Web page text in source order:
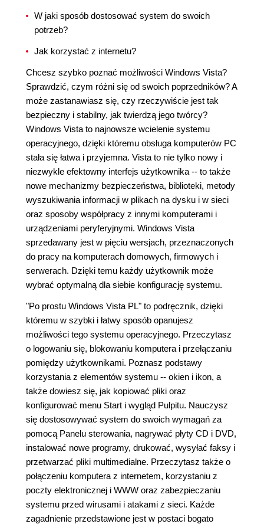
W jaki sposób dostosować system do swoich
potrzeb?
Jak korzystać z internetu?
Chcesz szybko poznać możliwości Windows Vista?
Sprawdzić, czym różni się od swoich poprzedników? A
może zastanawiasz się, czy rzeczywiście jest tak
bezpieczny i stabilny, jak twierdzą jego twórcy?
Windows Vista to najnowsze wcielenie systemu
operacyjnego, dzięki któremu obsługa komputerów PC
stała się łatwa i przyjemna. Vista to nie tylko nowy i
niezwykle efektowny interfejs użytkownika -- to także
nowe mechanizmy bezpieczeństwa, biblioteki, metody
wyszukiwania informacji w plikach na dysku i w sieci
oraz sposoby współpracy z innymi komputerami i
urządzeniami peryferyjnymi. Windows Vista
sprzedawany jest w pięciu wersjach, przeznaczonych
do pracy na komputerach domowych, firmowych i
serwerach. Dzięki temu każdy użytkownik może
wybrać optymalną dla siebie konfigurację systemu.
"Po prostu Windows Vista PL" to podręcznik, dzięki
któremu w szybki i łatwy sposób opanujesz
możliwości tego systemu operacyjnego. Przeczytasz
o logowaniu się, blokowaniu komputera i przełączaniu
pomiędzy użytkownikami. Poznasz podstawy
korzystania z elementów systemu -- okien i ikon, a
także dowiesz się, jak kopiować pliki oraz
konfigurować menu Start i wygląd Pulpitu. Nauczysz
się dostosowywać system do swoich wymagań za
pomocą Panelu sterowania, nagrywać płyty CD i DVD,
instalować nowe programy, drukować, wysyłać faksy i
przetwarzać pliki multimedialne. Przeczytasz także o
połączeniu komputera z internetem, korzystaniu z
poczty elektronicznej i WWW oraz zabezpieczaniu
systemu przed wirusami i atakami z sieci. Każde
zagadnienie przedstawione jest w postaci bogato